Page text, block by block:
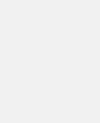
他
云